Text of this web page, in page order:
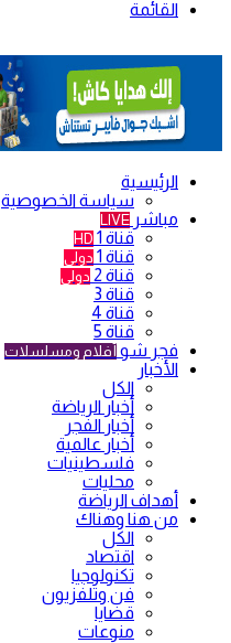
القائمة
الرئيسية
سياسة الخصوصية
مباشر LIVE
قناة 1 HD
قناة 1 دولي
قناة 2 دولي
قناة 3
قناة 4
قناة 5
فجر شو أفلام ومسلسلات
الأخبار
الكل
أخبار الرياضة
أخبار الفجر
أخبار عالمية
فلسطينيات
محليات
أهداف الرياضة
من هنا وهناك
الكل
اقتصاد
تكنولوجيا
فن وتلفزيون
قضايا
منوعات